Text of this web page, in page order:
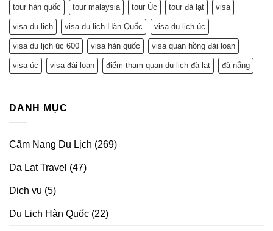
tour hàn quốc tour malaysia tour Úc tour đà lạt visa
visa du lịch visa du lịch Hàn Quốc visa du lịch úc
visa du lịch úc 600 visa hàn quốc visa quan hồng đài loan
visa úc visa đài loan điểm tham quan du lịch đà lạt đà nẵng
DANH MỤC
Cẩm Nang Du Lịch (269)
Da Lat Travel (47)
Dịch vụ (5)
Du Lịch Hàn Quốc (22)